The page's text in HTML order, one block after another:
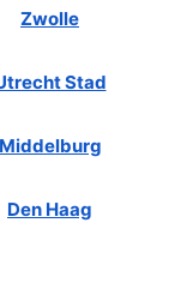
Zwolle
Stad
Middelburg
Den Haag